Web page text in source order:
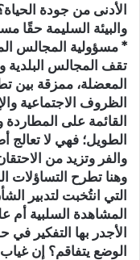
الأدنى من جودة
والبيئة السليمة حقًا
* مسؤولية المجالس
تقف المجالس
المعضلة، ممزقة بين
الظروف الاجتماعية
القائمة على
الطويل؛ فهي لا تعالج
والفر وتزيد من
وهنا تطرح التساؤلات
التي انتُخبت لتدبير
المشاهدة السلبية أم
الأجدر بها التفكير
الوضع يتفاقم؟ إن غياب